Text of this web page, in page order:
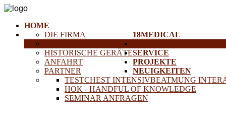
HOME
18MEDICAL
DIE FIRMA
HISTORISCHE GERÄTE
ANFAHRT
PARTNER
TESTCHEST INTENSIVBEATMUNG
HOK - HANDFUL OF KNOWLEDGE
SEMINAR ANFRAGEN
SERVICE
PROJEKTE
NEUIGKEITEN